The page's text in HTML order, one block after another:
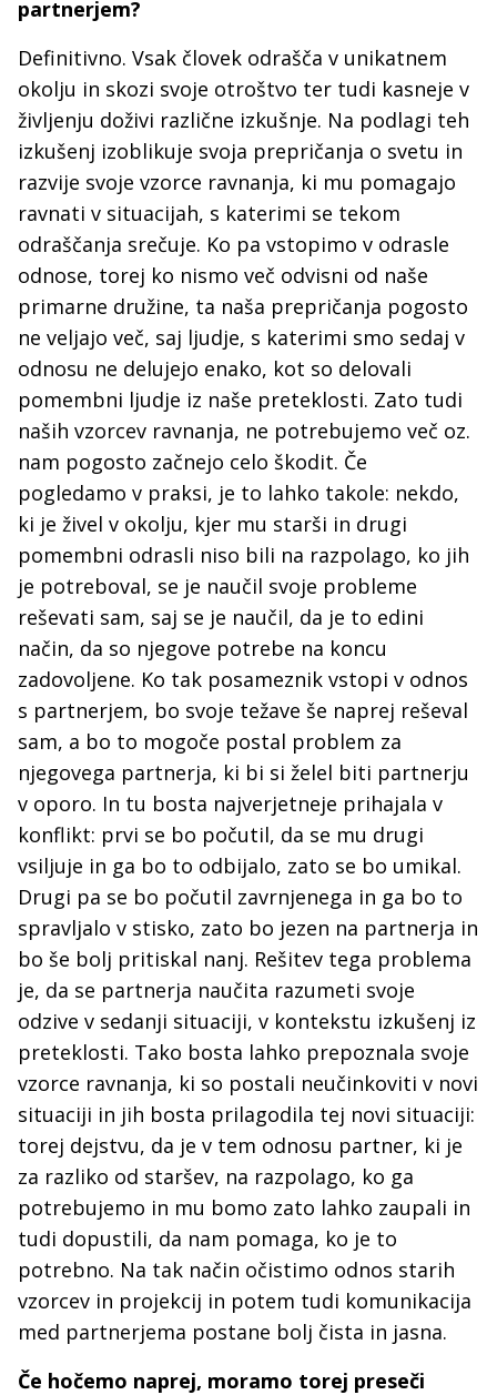
partnerjem?
Definitivno. Vsak človek odrašča v unikatnem
okolju in skozi svoje otroštvo ter tudi kasneje v
življenju doživi različne izkušnje. Na podlagi teh
izkušenj izoblikuje svoja prepričanja o svetu in
razvije svoje vzorce ravnanja, ki mu pomagajo
ravnati v situacijah, s katerimi se tekom
odraščanja srečuje. Ko pa vstopimo v odrasle
odnose, torej ko nismo več odvisni od naše
primarne družine, ta naša prepričanja pogosto
ne veljajo več, saj ljudje, s katerimi smo sedaj v
odnosu ne delujejo enako, kot so delovali
pomembni ljudje iz naše preteklosti. Zato tudi
naših vzorcev ravnanja, ne potrebujemo več oz.
nam pogosto začnejo celo škodit. Če
pogledamo v praksi, je to lahko takole: nekdo,
ki je živel v okolju, kjer mu starši in drugi
pomembni odrasli niso bili na razpolago, ko jih
je potreboval, se je naučil svoje probleme
reševati sam, saj se je naučil, da je to edini
način, da so njegove potrebe na koncu
zadovoljene. Ko tak posameznik vstopi v odnos
s partnerjem, bo svoje težave še naprej reševal
sam, a bo to mogoče postal problem za
njegovega partnerja, ki bi si želel biti partnerju
v oporo. In tu bosta najverjetneje prihajala v
konflikt: prvi se bo počutil, da se mu drugi
vsiljuje in ga bo to odbijalo, zato se bo umikal.
Drugi pa se bo počutil zavrnjenega in ga bo to
spravljalo v stisko, zato bo jezen na partnerja in
bo še bolj pritiskal nanj. Rešitev tega problema
je, da se partnerja naučita razumeti svoje
odzive v sedanji situaciji, v kontekstu izkušenj iz
preteklosti. Tako bosta lahko prepoznala svoje
vzorce ravnanja, ki so postali neučinkoviti v novi
situaciji in jih bosta prilagodila tej novi situaciji:
torej dejstvu, da je v tem odnosu partner, ki je
za razliko od staršev, na razpolago, ko ga
potrebujemo in mu bomo zato lahko zaupali in
tudi dopustili, da nam pomaga, ko je to
potrebno. Na tak način očistimo odnos starih
vzorcev in projekcij in potem tudi komunikacija
med partnerjema postane bolj čista in jasna.
Če hočemo naprej, moramo torej preseči